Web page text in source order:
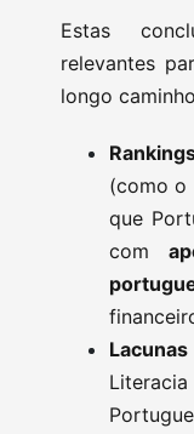
Estas
relevantes
longo
(como o
que
com